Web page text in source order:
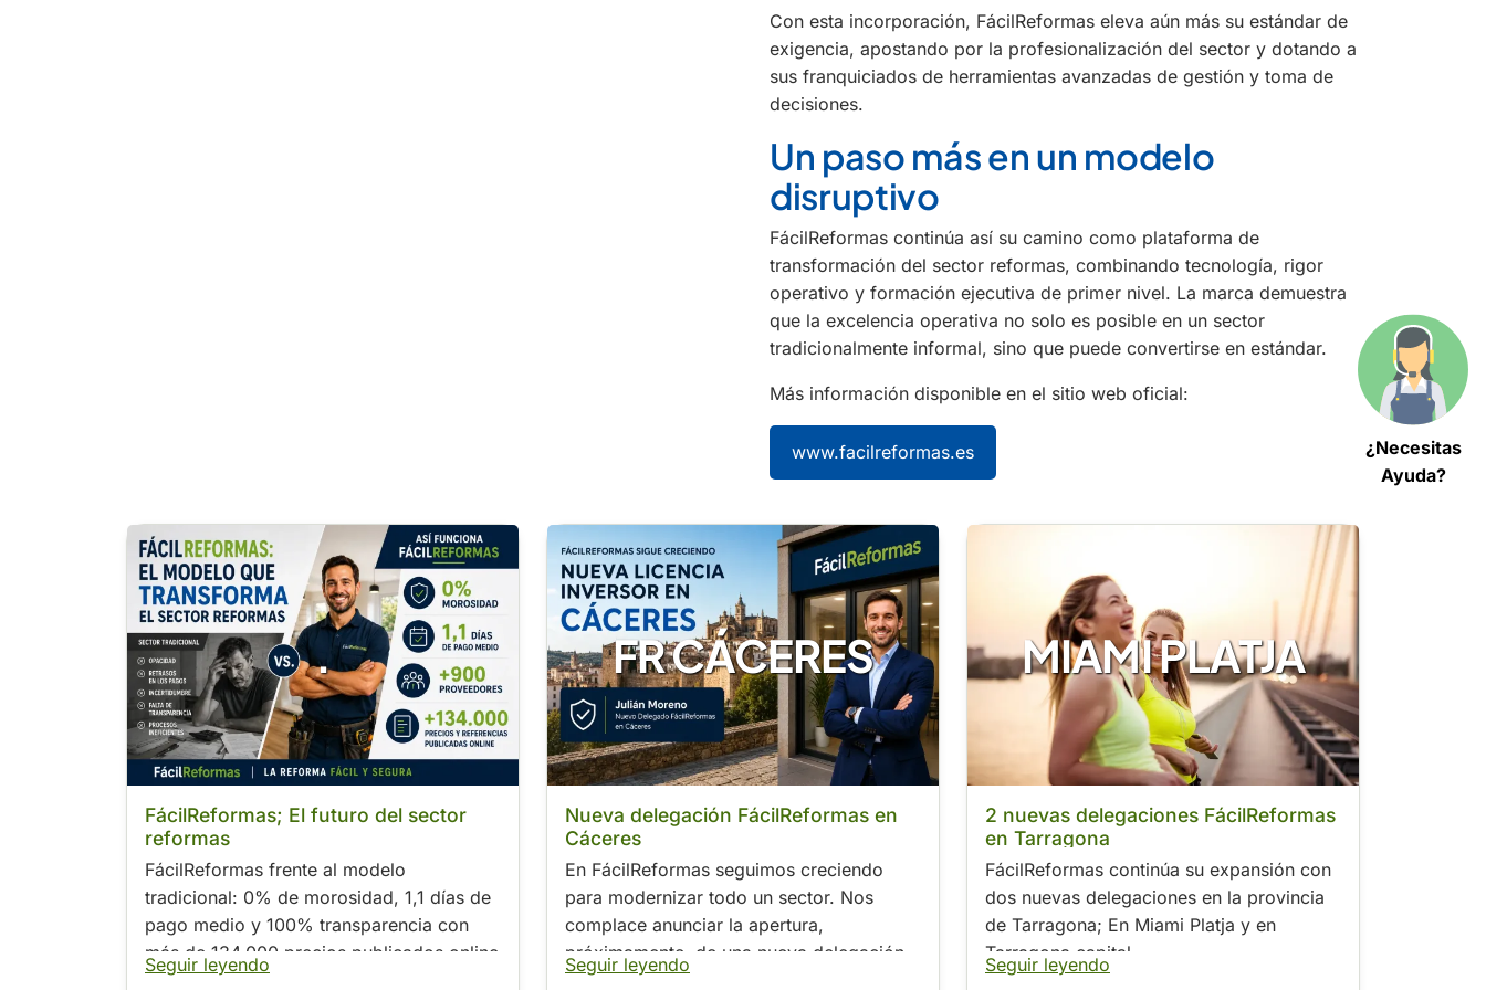
¿Necesitas
Ayuda?
Con esta incorporación, FácilReformas eleva aún más su estándar de
exigencia, apostando por la profesionalización del sector y dotando a
sus franquiciados de herramientas avanzadas de gestión y toma de
decisiones.
Un paso más en un modelo
disruptivo
FácilReformas continúa así su camino como plataforma de
transformación del sector reformas, combinando tecnología, rigor
operativo y formación ejecutiva de primer nivel. La marca demuestra
que la excelencia operativa no solo es posible en un sector
tradicionalmente informal, sino que puede convertirse en estándar.
Más información disponible en el sitio web oficial:
www.facilreformas.es
.
FácilReformas; El futuro del sector
reformas
FácilReformas frente al modelo
tradicional: 0% de morosidad, 1,1 días de
pago medio y 100% transparencia con
más de 134.000 precios publicados online
Seguir leyendo
FR CÁCERES
Nueva delegación FácilReformas en
Cáceres
En FácilReformas seguimos creciendo
para modernizar todo un sector. Nos
complace anunciar la apertura,
próximamente, de una nueva delegación
en Cáceres capital.
Seguir leyendo
MIAMI PLATJA
2 nuevas delegaciones FácilReformas
en Tarragona
FácilReformas continúa su expansión con
dos nuevas delegaciones en la provincia
de Tarragona; En Miami Platja y en
Tarragona capital.
Seguir leyendo